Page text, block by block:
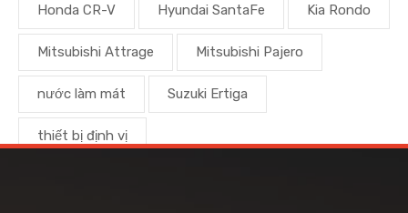
Honda CR-V Hyundai SantaFe Kia Rondo
Mitsubishi Attrage Mitsubishi Pajero
nước làm mát Suzuki Ertiga
thiết bị định vị